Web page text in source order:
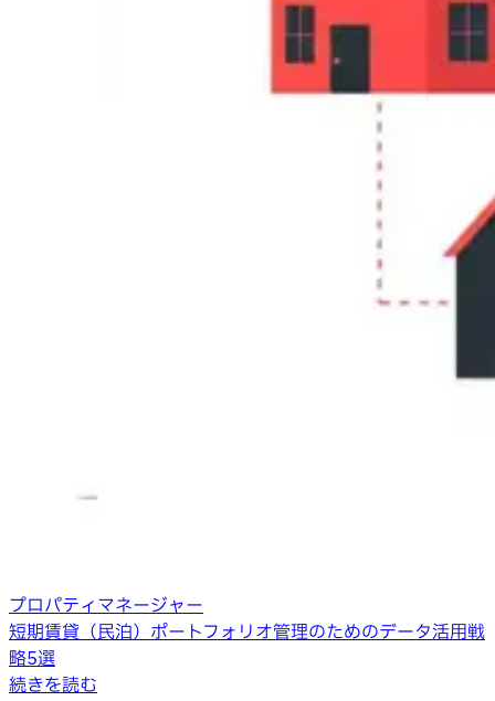
プロパティマネージャー
短期賃貸（民泊）ポートフォリオ管理のためのデータ活用戦
略5選
続きを読む